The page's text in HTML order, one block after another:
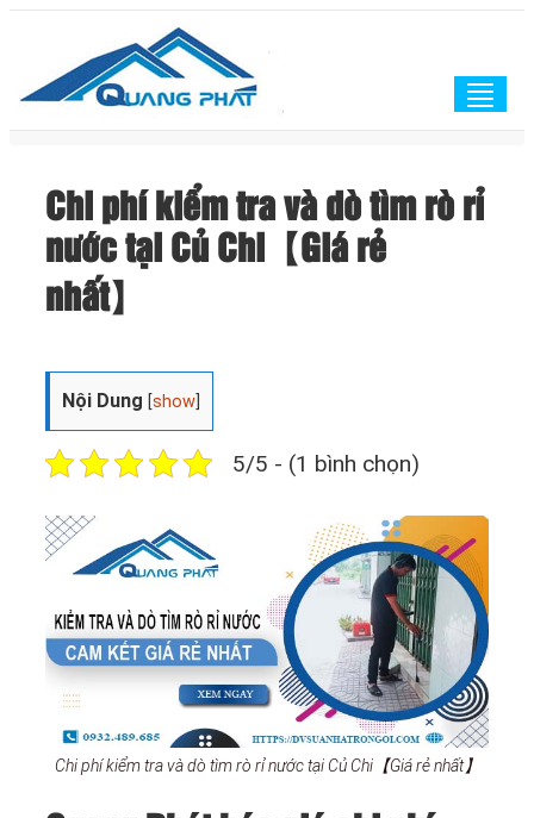
Chi phí kiểm tra và dò tìm rò rỉ
nước tại Củ Chi【Giá rẻ
nhất】
Nội Dung [show
5/5 - (1 bình chọn)
Chi phí kiểm tra và dò tìm rò rỉ nước tại Củ Chi【Giá rẻ nhất】